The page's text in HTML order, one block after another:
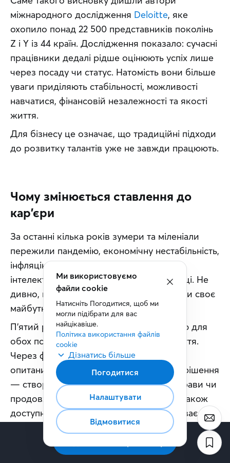
міжнародного дослідження Deloitte, яке
охопило понад 22 500 представників поколінь
Z і Y із 44 країн. Дослідження показало: сучасні
працівники дедалі рідше оцінюють успіх лише
через посаду чи статус. Натомість вони більше
уваги приділяють стабільності, можливості
навчатися, фінансовій незалежності та якості
життя.
Для бізнесу це означає, що традиційні підходи
до розвитку талантів уже не завжди працюють.
Чому змінюється ставлення до
кар'єри
За останні кілька років зумери та міленіали
пережили пандемію, економічну нестабільність,
інфляцію, стрімкий розвиток штучного
інтелекту та постійні зміни на ринку праці. Не
дивно, що вони почали інакше планувати своє
майбутнє.
П'ятий рік поспіль головною проблемою для
обох поколінь залишається вартість життя.
Через фінансовий тиск понад половина
опитаних відкладають важливі життєві рішення
— створення сім'ї, відкриття власної справи чи
продовження навчання. Для більшості також
доступність житла безпосередньо впливає на
кар'єрні рішення та навіть на вибір місця
роботи.
Ми використовуємо
файли cookie
Натисніть Погодитися, щоб ми
могли підібрати для вас
найцікавіше.
Політика використання файлів
cookie
Дізнатись більше
Погодитися
Налаштувати
Відмовитися